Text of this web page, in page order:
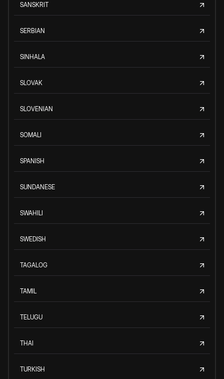
SANSKRIT
SERBIAN
SINHALA
SLOVAK
SLOVENIAN
SOMALI
SPANISH
SUNDANESE
SWAHILI
SWEDISH
TAGALOG
TAMIL
TELUGU
THAI
TURKISH